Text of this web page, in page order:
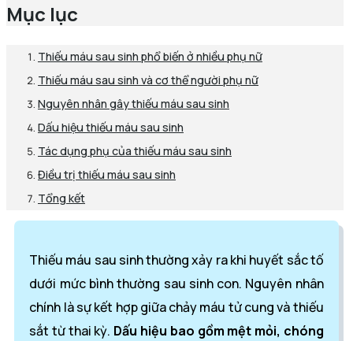
Mục lục
Thiếu máu sau sinh phổ biến ở nhiều phụ nữ
Thiếu máu sau sinh và cơ thể người phụ nữ
Nguyên nhân gây thiếu máu sau sinh
Dấu hiệu thiếu máu sau sinh
Tác dụng phụ của thiếu máu sau sinh
Điều trị thiếu máu sau sinh
Tổng kết
Thiếu máu sau sinh thường xảy ra khi huyết sắc tố
dưới mức bình thường sau sinh con. Nguyên nhân
chính là sự kết hợp giữa chảy máu tử cung và thiếu
sắt từ thai kỳ. Dấu hiệu bao gồm mệt mỏi, chóng